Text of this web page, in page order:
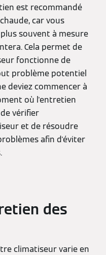
est recommandé
car vous
souvent à mesure
Cela permet de
fonctionne de
problème potentiel
deviez commencer à
où l'entretien
vérifier
et de résoudre
afin d'éviter
des
climatiseur varie en